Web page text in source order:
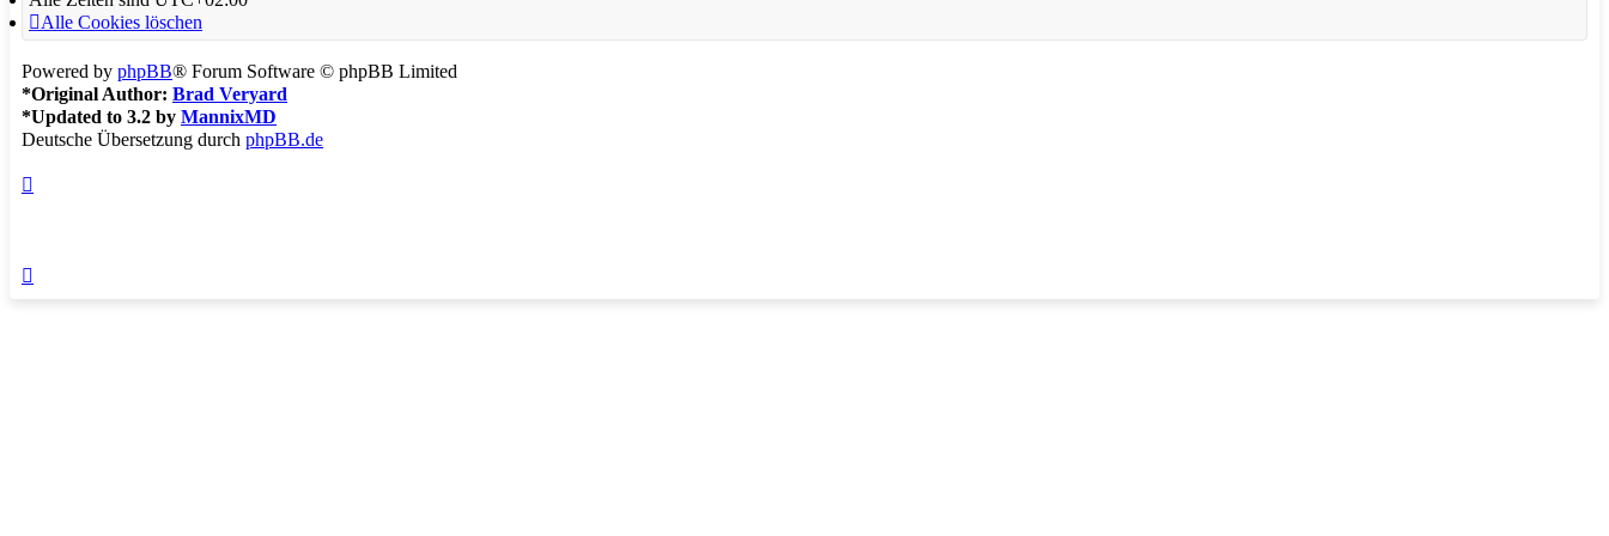
Alle Cookies löschen
Powered by phpBB® Forum Software © phpBB Limited
*Original Author: Brad Veryard
*Updated to 3.2 by MannixMD
Deutsche Übersetzung durch phpBB.de